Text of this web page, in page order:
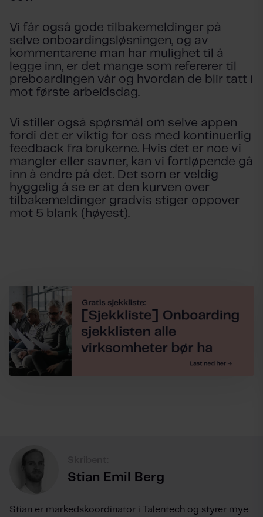
Vi får også gode tilbakemeldinger på
selve onboardingsløsningen, og av
kommentarene man har mulighet til å
legge inn, er det mange som refererer til
preboardingen vår og hvordan de blir tatt i
mot første arbeidsdag.
Vi stiller også spørsmål om selve appen
fordi det er viktig for oss med kontinuerlig
feedback fra brukerne. Hvis det er noe vi
mangler eller savner, kan vi fortløpende gå
inn å endre på det. Det som er veldig
hyggelig å se er at den kurven over
tilbakemeldinger gradvis stiger oppover
mot 5 blank (høyest).
Stian Emil Berg
Stian er markedskoordinator i Talentech og styrer mye